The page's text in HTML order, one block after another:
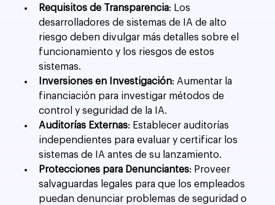
Requisitos de Transparencia: Los
desarrolladores de sistemas de IA de alto
riesgo deben divulgar más detalles sobre el
funcionamiento y los riesgos de estos
sistemas.
Inversiones en Investigación: Aumentar la
financiación para investigar métodos de
control y seguridad de la IA.
Auditorías Externas: Establecer auditorías
independientes para evaluar y certificar los
sistemas de IA antes de su lanzamiento.
Protecciones para Denunciantes: Proveer
salvaguardas legales para que los empleados
puedan denunciar problemas de seguridad o